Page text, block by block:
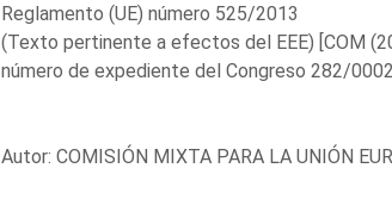
Reglamento (UE) número 525/2013
(Texto pertinente a efectos del EEE) [COM
número de expediente del Congreso 282/
Autor: COMISIÓN MIXTA PARA LA UNIÓN